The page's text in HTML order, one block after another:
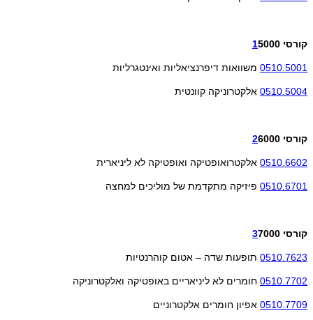
קורסי 15000
0510.5001 משוואות דיפרנציאליות ואינטגרליות
0510.5004 אלקטרוניקה קוונטית
קורסי 26000
0510.6602 אלקטרואופטיקה ואופטיקה לא ליניארית
0510.6701 פיזיקה מתקדמת של מוליכים למחצה
קורסי 7000
3
0510.7623 תופעות שדה – אטום קוהרנטיות
0510.7702 חומרים לא ליניאריים באופטיקה ואלקטרוניקה
0510.7709 אפיון חומרים אלקטרוניים